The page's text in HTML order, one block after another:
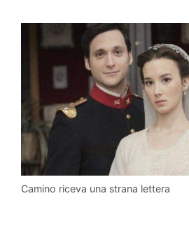
Camino riceva una strana lettera